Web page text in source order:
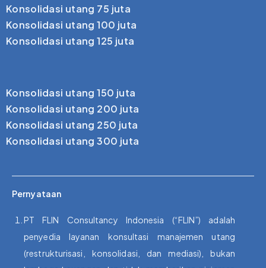
Konsolidasi utang 75 juta
Konsolidasi utang 100 juta
Konsolidasi utang 125 juta
Konsolidasi utang 150 juta
Konsolidasi utang 200 juta
Konsolidasi utang 250 juta
Konsolidasi utang 300 juta
Pernyataan
PT FLIN Consultancy Indonesia (“FLIN”) adalah
penyedia layanan konsultasi manajemen utang
(restrukturisasi, konsolidasi, dan mediasi), bukan